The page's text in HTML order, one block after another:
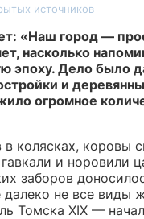
источников
«Наш город —
насколько
эпоху. Дело было
и
огромное
колясках, коровы
и норовили
заборов
далеко не все виды
Томска XIX —